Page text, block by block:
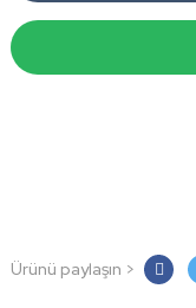
Ürünü paylaşın >